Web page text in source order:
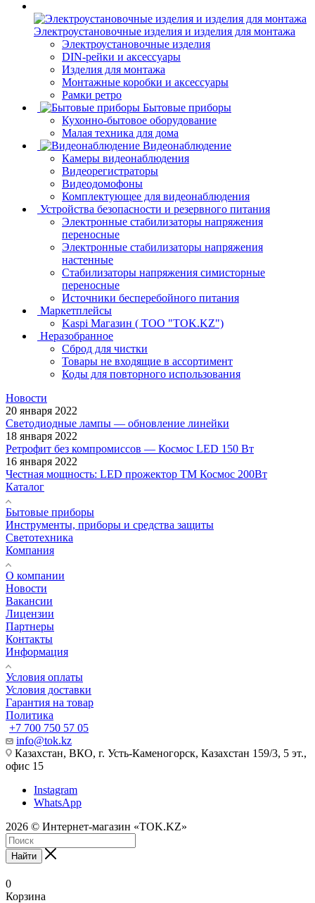
Электроустановочные изделия и изделия для монтажа
Электроустановочные изделия
DIN-рейки и аксессуары
Изделия для монтажа
Монтажные коробки и аксессуары
Рамки ретро
Бытовые приборы
Кухонно-бытовое оборудование
Малая техника для дома
Видеонаблюдение
Камеры видеонаблюдения
Видеорегистраторы
Видеодомофоны
Комплектующее для видеонаблюдения
Устройства безопасности и резервного питания
Электронные стабилизаторы напряжения
переносные
Электронные стабилизаторы напряжения
настенные
Стабилизаторы напряжения симисторные
переносные
Источники бесперебойного питания
Маркетплейсы
Kaspi Магазин ( ТОО "TOK.KZ")
Неразобранное
Сброд для чистки
Товары не входящие в ассортимент
Коды для повторного использования
Новости
20 января 2022
Светодиодные лампы — обновление линейки
18 января 2022
Ретрофит без компромиссов — Космос LED 150 Вт
16 января 2022
Честная мощность: LED прожектор ТМ Космос 200Вт
Каталог
Бытовые приборы
Инструменты, приборы и средства защиты
Светотехника
Компания
О компании
Новости
Вакансии
Лицензии
Партнеры
Контакты
Информация
Условия оплаты
Условия доставки
Гарантия на товар
Политика
+7 700 750 57 05
info@tok.kz
Казахстан, ВКО, г. Усть-Каменогорск, Казахстан 159/3, 5 эт.,
офис 15
Instagram
WhatsApp
2026 © Интернет-магазин «TOK.KZ»
Найти
0
Корзина